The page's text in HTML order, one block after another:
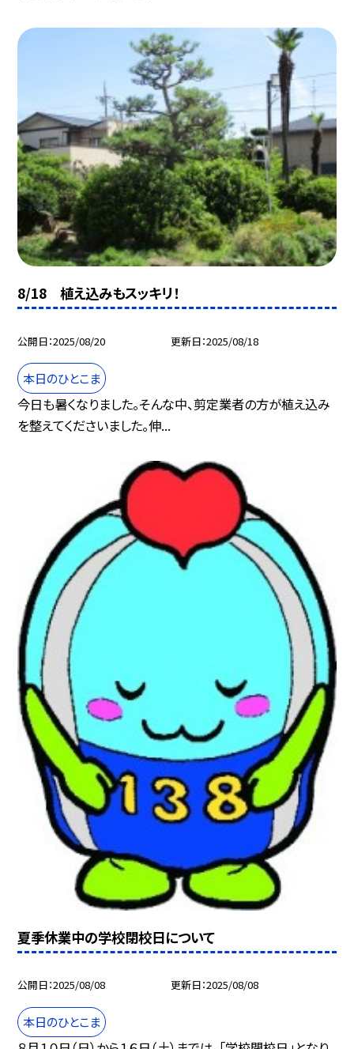
8/18 植え込みもスッキリ！
公開日 2025/08/20 更新日 2025/08/18
本日のひとこま
今日も暑くなりました。そんな中、剪定業者の方が植え込み
を整えてくださいました。伸...
夏季休業中の学校閉校日について
公開日 2025/08/08 更新日 2025/08/08
本日のひとこま